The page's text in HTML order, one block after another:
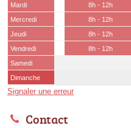
Mardi
8h - 12h
Mercredi
8h - 12h
Jeudi
8h - 12h
Vendredi
8h - 12h
Samedi
Dimanche
Signaler une erreur
Contact